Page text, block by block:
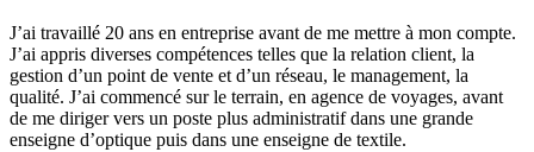
J’ai travaillé 20 ans en entreprise avant de me mettre à mon compte.
J’ai appris diverses compétences telles que la relation client, la
gestion d’un point de vente et d’un réseau, le management, la
qualité. J’ai commencé sur le terrain, en agence de voyages, avant
de me diriger vers un poste plus administratif dans une grande
enseigne d’optique puis dans une enseigne de textile.